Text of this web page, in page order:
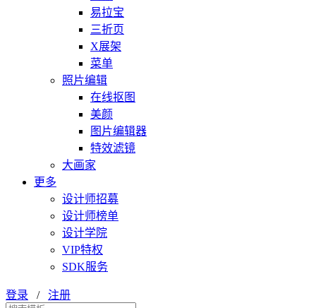
易拉宝
三折页
X展架
菜单
照片编辑
在线抠图
美颜
图片编辑器
特效滤镜
大画家
更多
设计师招募
设计师榜单
设计学院
VIP特权
SDK服务
登录 / 注册